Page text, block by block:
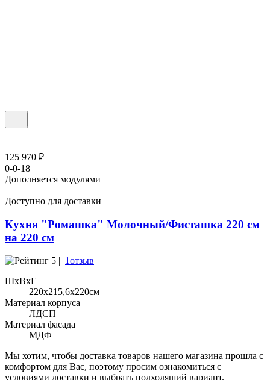
125 970 ₽
0-0-18
Дополняется модулями
Доступно для доставки
Кухня "Ромашка" Молочный/Фисташка 220 см
на 220 см
5 | 1отзыв
ШхВхГ
220x215,6х220см
Материал корпуса
ЛДСП
Материал фасада
МДФ
Мы хотим, чтобы доставка товаров нашего магазина прошла с
комфортом для Вас, поэтому просим ознакомиться с
условиями доставки и выбрать подходящий вариант.